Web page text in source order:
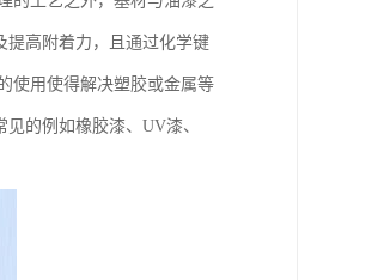
提高附着力，且通过化学键
使用使得解决塑胶或金属等
的例如橡胶漆、UV漆、